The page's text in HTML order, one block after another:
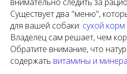
Существует два "меню",
для вашей собаки: сухой корм
Владелец сам решает, чем
Обратите внимание, что
содержать витамины и